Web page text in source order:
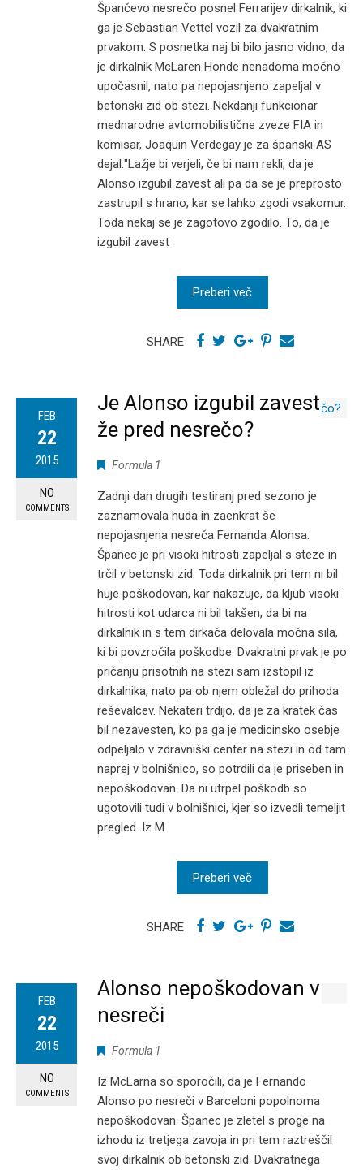
Špančevo nesrečo posnel Ferrarijev dirkalnik, ki
ga je Sebastian Vettel vozil za dvakratnim
prvakom. S posnetka naj bi bilo jasno vidno, da
je dirkalnik McLaren Honde nenadoma močno
upočasnil, nato pa nepojasnjeno zapeljal v
betonski zid ob stezi. Nekdanji funkcionar
mednarodne avtomobilistične zveze FIA in
komisar, Joaquin Verdegay je za španski AS
dejal:"Lažje bi verjeli, če bi nam rekli, da je
Alonso izgubil zavest ali pa da se je preprosto
zastrupil s hrano, kar se lahko zgodi vsakomur.
Toda nekaj se je zagotovo zgodilo. To, da je
izgubil zavest
Preberi več
SHARE
FEB
22
2015
NO
COMMENTS
Je Alonso izgubil zavest
že pred nesrečo?
Formula 1
Zadnji dan drugih testiranj pred sezono je
zaznamovala huda in zaenkrat še
nepojasnjena nesreča Fernanda Alonsa.
Španec je pri visoki hitrosti zapeljal s steze in
trčil v betonski zid. Toda dirkalnik pri tem ni bil
huje poškodovan, kar nakazuje, da kljub visoki
hitrosti kot udarca ni bil takšen, da bi na
dirkalnik in s tem dirkača delovala močna sila,
ki bi povzročila poškodbe. Dvakratni prvak je po
pričanju prisotnih na stezi sam izstopil iz
dirkalnika, nato pa ob njem obležal do prihoda
reševalcev. Nekateri trdijo, da je za kratek čas
bil nezavesten, ko pa ga je medicinsko osebje
odpeljalo v zdravniški center na stezi in od tam
naprej v bolnišnico, so potrdili da je priseben in
nepoškodovan. Da ni utrpel poškodb so
ugotovili tudi v bolnišnici, kjer so izvedli temeljit
pregled. Iz M
Preberi več
SHARE
FEB
22
2015
NO
COMMENTS
Alonso nepoškodovan v
nesreči
Formula 1
Iz McLarna so sporočili, da je Fernando
Alonso po nesreči v Barceloni popolnoma
nepoškodovan. Španec je zletel s proge na
izhodu iz tretjega zavoja in pri tem raztreščil
svoj dirkalnik ob betonski zid. Dvakratnega